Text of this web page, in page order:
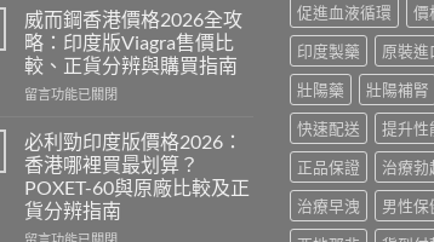
威而鋼香港價格2026全攻
略：印度版Viagra售價比
較、正貨分辨與購買指南
在
而
鋼
香
港
價
格
留言功能已關閉
必利勁印度版價格2026：
香港哪裡買最划算？
POXET-60與原廠比較及正
貨分辨指南
在
留言功能已關閉
促進血液循環 價
印度製藥
原裝進
壯陽藥
壯陽補腎
快速配送
提升性
正品保證
治療勃
治療早洩
男性保